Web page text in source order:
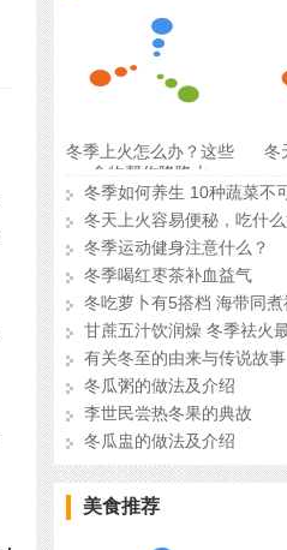
冬季上火怎么办？这些
食物帮你降降火
冬
冬季如何养生 10种蔬菜不
冬天上火容易便秘，吃什
冬季运动健身注意什么？
冬季喝红枣茶补血益气
冬吃萝卜有5搭档 海带同煮
甘蔗五汁饮润燥 冬季祛火
有关冬至的由来与传说故事
冬瓜粥的做法及介绍
李世民尝热冬果的典故
冬瓜盅的做法及介绍
美食推荐